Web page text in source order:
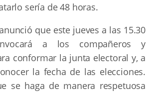
sería de 48 horas.
que este jueves a las 15.30
a los compañeros y
conformar la junta electoral y, a
la fecha de las elecciones.
se haga de manera respetuosa